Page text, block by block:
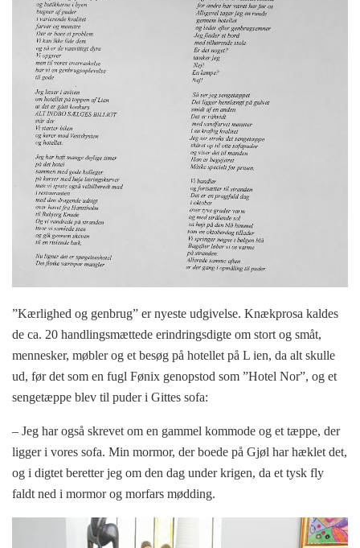
”Kærlighed og genbrug” er nyeste udgivelse. Knækprosa kaldes
de ca. 20 handlingsmættede erindringsdigte om stort og småt,
mennesker, møbler og et besøg på hotellet på L ien, da alt skulle
ud, før det som en fugl Fønix genopstod som ”Hotel Nor”, og et
sengetæppe blev til puder i Gittes sofa:
– Jeg har også skrevet om en gammel kommode og et tæppe, der
ligger i vores sofa. Min mormor, der boede på Gjøl har hæklet det,
og i digtet beretter jeg om den dag under krigen, da et tysk fly
faldt ned i mormor og morfars mødding.